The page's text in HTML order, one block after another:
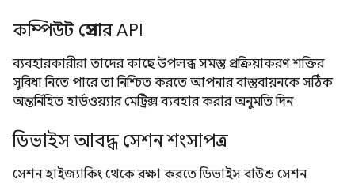
কম্পিউট প্রেসার API
ব্যবহারকারীরা তাদের কাছে উপলব্ধ সমস্ত প্রক্রিয়াকরণ শক্তির
সুবিধা নিতে পারে তা নিশ্চিত করতে আপনার বাস্তবায়নকে সঠিক
অন্তর্নিহিত হার্ডওয়্যার মেট্রিক্স ব্যবহার করার অনুমতি দিন
ডিভাইস আবদ্ধ সেশন শংসাপত্র
সেশন হাইজ্যাকিং থেকে রক্ষা করতে ডিভাইস বাউন্ড সেশন